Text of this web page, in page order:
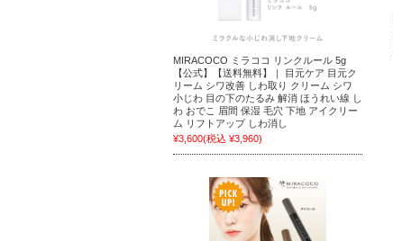
MIRACOCO ミラココ リンクルール 5g
【公式】【送料無料】｜ 目元ケア 目元ク
リーム シワ改善 しわ取り クリーム シワ
小じわ 目の下のたるみ 解消 ほうれい線 し
わ おでこ 眉間 保湿 毛穴 下地 アイクリー
ム リフトアップ しわ消し
¥3,600(税込 ¥3,960)